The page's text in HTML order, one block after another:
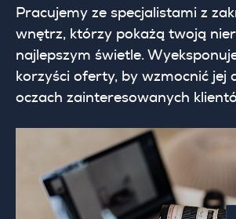
Pracujemy ze specjalistami z
wnętrz, którzy pokażą twoją
najlepszym świetle.
korzyści oferty, by wzmocnić jej
oczach zainteresowanych